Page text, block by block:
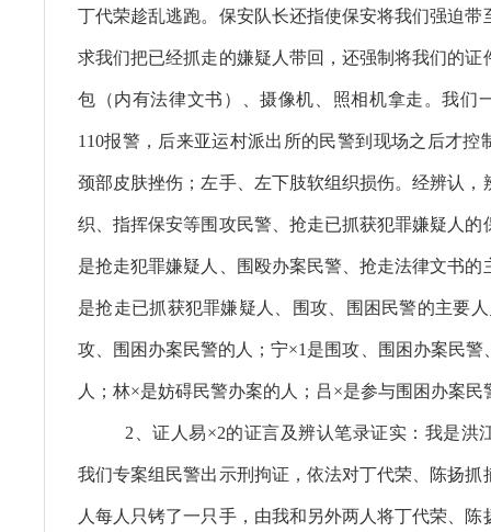
丁代荣趁乱逃跑。保安队长还指使保安将我们强迫带
求我们把已经抓走的嫌疑人带回，还强制将我们的证
包（内有法律文书）、摄像机、照相机拿走。我们
110报警，后来亚运村派出所的民警到现场之后才控
颈部皮肤挫伤；左手、左下肢软组织损伤。经辨认，
织、指挥保安等围攻民警、抢走已抓获犯罪嫌疑人的
是抢走犯罪嫌疑人、围殴办案民警、抢走法律文书的
是抢走已抓获犯罪嫌疑人、围攻、围困民警的主要
攻、围困办案民警的人；宁×1是围攻、围困办案民警
人；林×是妨碍民警办案的人；吕×是参与围困办案民
2、证人易×2的证言及辨认笔录证实：我是洪
我们专案组民警出示刑拘证，依法对丁代荣、陈扬抓
人每人只铐了一只手，由我和另外两人将丁代荣、陈